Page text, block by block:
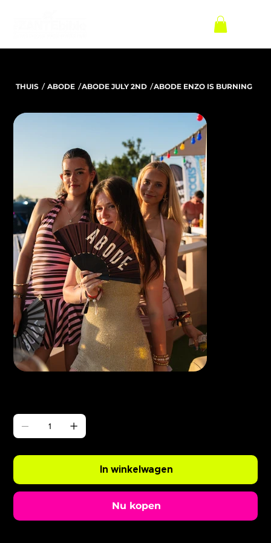
THUIS / ABODE /ABODE JULY 2ND /ABODE ENZO IS BURNING
In winkelwagen
Nu kopen